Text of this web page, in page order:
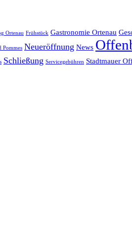
Ortenau Frühstück Gastronomie Ortenau
Pommes Neueröffnung News
Schließung Servicegebühren Stadtmauer